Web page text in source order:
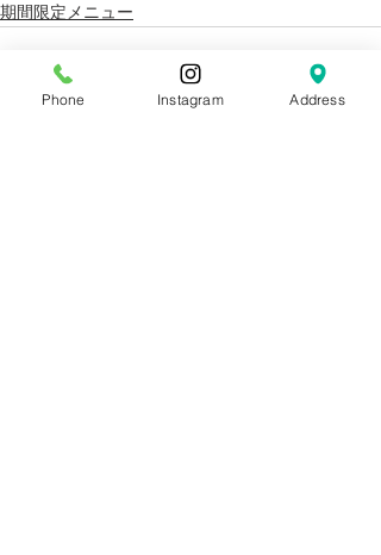
期間限定メニュー
Phone Instagram Address